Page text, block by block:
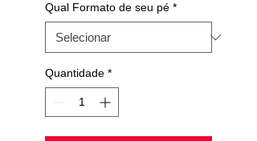
Qual Formato de seu pé *
Quantidade *